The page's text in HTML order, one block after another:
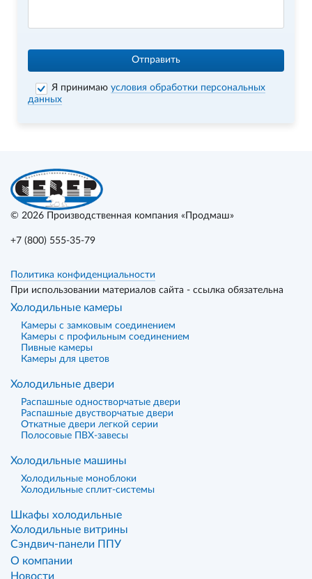
Отправить
Я принимаюусловия обработки персональных
данных
© 2026 Производственная компания «Продмаш»
+7 (800) 555-35-79
Политика конфиденциальности
При использовании материалов сайта - ссылка обязательна
Холодильные камеры
Камеры с замковым соединением
Камеры с профильным соединением
Пивные камеры
Камеры для цветов
Холодильные двери
Распашные одностворчатые двери
Распашные двустворчатые двери
Откатные двери легкой серии
Полосовые ПВХ-завесы
Холодильные машины
Холодильные моноблоки
Холодильные сплит-системы
Шкафы холодильные
Холодильные витрины
Сэндвич-панели ППУ
О компании
Новости